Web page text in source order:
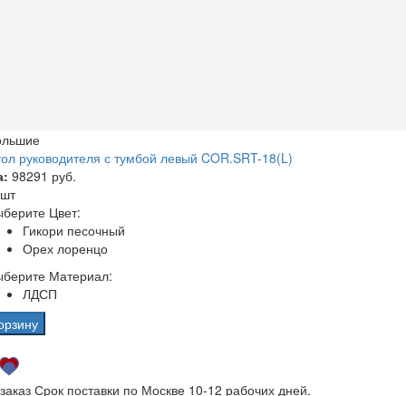
руководителя с тумбой левый COR.SRT-18(L)
98291 руб.
Цвет:
Гикори песочный
Орех лоренцо
Материал:
ЛДСП
Срок поставки по Москве 10-12 рабочих дней.